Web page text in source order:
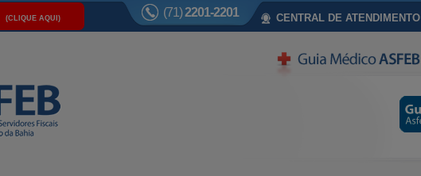
(CLIQUE AQUI) (71)2201-2201 CENTRAL DE ATENDIMENTO